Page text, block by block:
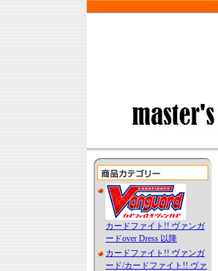
カードファイト!! ヴァンガ
ードover Dress 以降
カードファイト!! ヴァンガ
ード/カードファイト!! ヴァ